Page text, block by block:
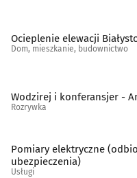
Ocieplenie elewacji
Dom, mieszkanie, budownictwo
Wodzirej i konferansjer -
Rozrywka
Pomiary elektryczne
ubezpieczenia)
Usługi